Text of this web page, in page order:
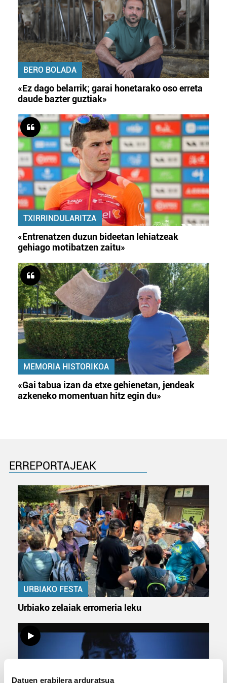
Datuen erabilera arduratsua
BERO BOLADA
«Ez dago belarrik; garai honetarako oso erreta
daude bazter guztiak»
TXIRRINDULARITZA
«Entrenatzen duzun bideetan lehiatzeak
gehiago motibatzen zaitu»
MEMORIA HISTORIKOA
«Gai tabua izan da etxe gehienetan, jendeak
azkeneko momentuan hitz egin du»
ERREPORTAJEAK
URBIAKO FESTA
Urbiako zelaiak erromeria leku